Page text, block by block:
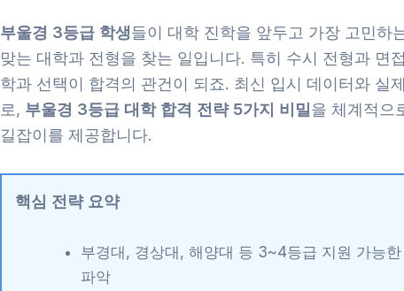
부울경 3등급 학생들이 대학 진학을 앞두고 가장 고민하
맞는 대학과 전형을 찾는 일입니다. 특히 수시 전형과 면
학과 선택이 합격의 관건이 되죠. 최신 입시 데이터와 실
로, 부울경 3등급 대학 합격 전략 5가지 비밀 을 체계적으
길잡이를 제공합니다.
핵심 전략 요약
부경대, 경상대, 해양대 등 3~4등급 지원 가능
파악